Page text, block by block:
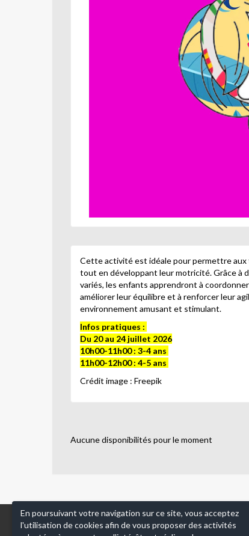
Cette activité est idéale pour permettre
tout en développant leur motricité. Grâce à
variés, les enfants apprendront à
améliorer leur équilibre et à renforcer leur
environnement amusant et stimulant.
Infos pratiques :
Du 20 au 24 juillet 2026
10h00-11h00 : 3-4 ans
11h00-12h00 : 4-5 ans
Crédit image : Freepik
Aucune disponibilités pour le moment
En poursuivant votre navigation sur ce site, vous acceptez
l'utilisation de cookies afin de vous proposer des activités